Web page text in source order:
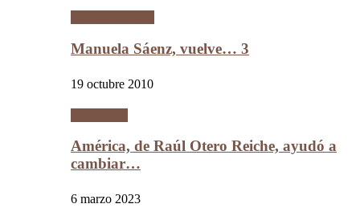
Manuela Sáenz, vuelve… 3
19 octubre 2010
América, de Raúl Otero Reiche, ayudó a
cambiar…
6 marzo 2023